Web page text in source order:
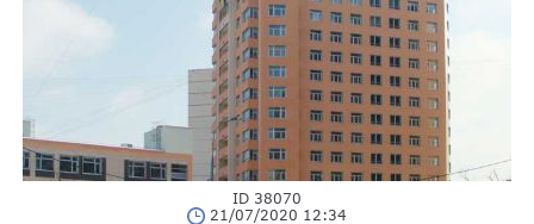
ID 38070
21/07/2020 12:34